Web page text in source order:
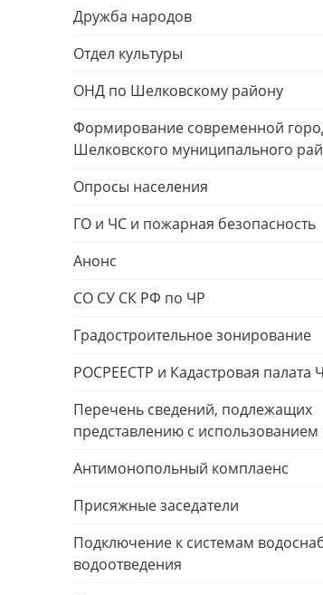
Дружба народов
Отдел культуры
ОНД по Шелковскому району
Формирование современной
Шелковского муниципального
Опросы населения
ГО и ЧС и пожарная безопасность
Анонс
СО СУ СК РФ по ЧР
Градостроительное зонирование
РОСРЕЕСТР и Кадастровая палата
Перечень сведений, подлежащих
представлению с использованием
Антимонопольный комплаенс
Присяжные заседатели
Подключение к системам
водоотведения